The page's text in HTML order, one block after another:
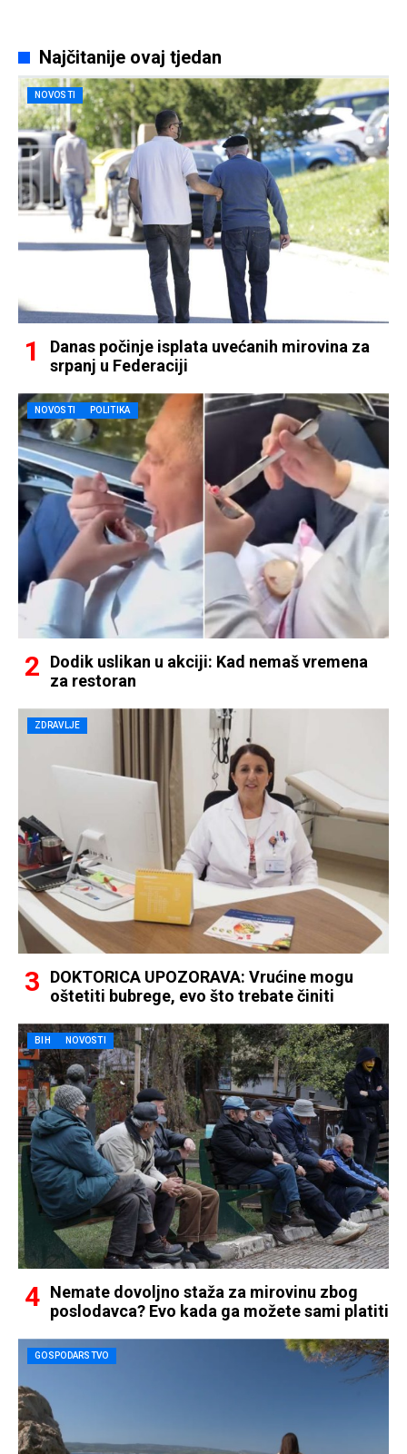
Najčitanije ovaj tjedan
NOVOSTI
Danas počinje isplata uvećanih mirovina za
srpanj u Federaciji
NOVOSTI POLITIKA
Dodik uslikan u akciji: Kad nemaš vremena
za restoran
ZDRAVLJE
DOKTORICA UPOZORAVA: Vrućine mogu
oštetiti bubrege, evo što trebate činiti
BIH NOVOSTI
Nemate dovoljno staža za mirovinu zbog
poslodavca? Evo kada ga možete sami platiti
GOSPODARSTVO